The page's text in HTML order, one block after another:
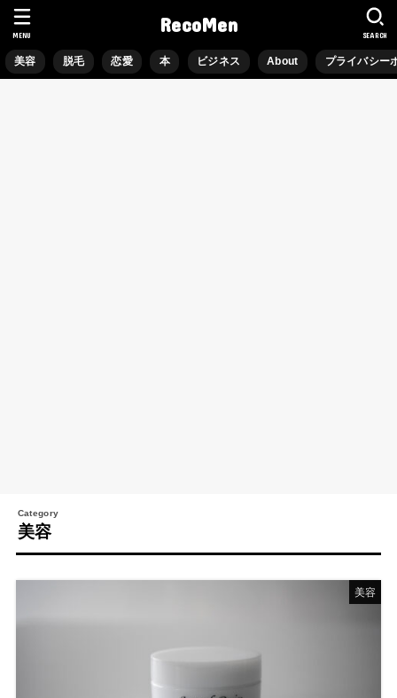
RecoMen
美容 脱毛 恋愛 本 ビジネス About プライバシー
SEARCH
MENU
美容
美容